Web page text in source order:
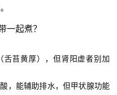
一起煮？
苔黄厚），但肾阳虚者别加
，能辅助排水，但甲状腺功能